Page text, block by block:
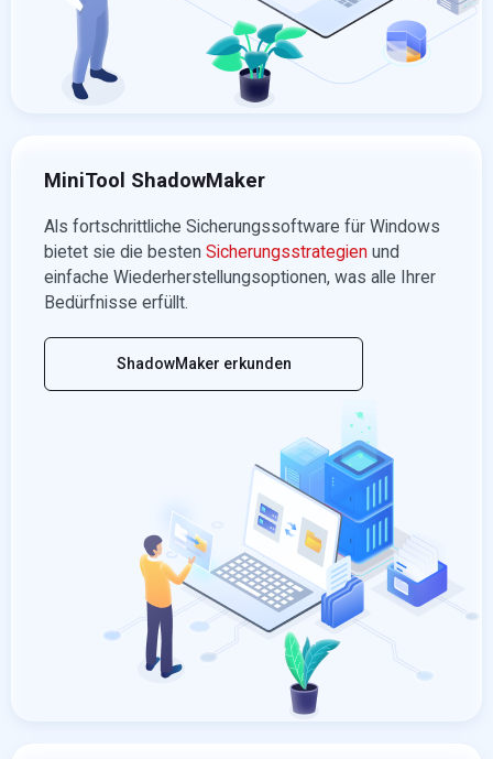
MiniTool ShadowMaker
Als fortschrittliche Sicherungssoftware für Windows
bietet sie die besten Sicherungsstrategien und
einfache Wiederherstellungsoptionen, was alle Ihrer
Bedürfnisse erfüllt.
ShadowMaker erkunden